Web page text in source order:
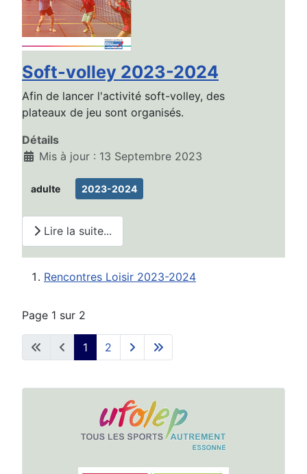
Soft-volley 2023-2024
Afin de lancer l'activité soft-volley, des
plateaux de jeu sont organisés.
Détails
Mis à jour : 13 Septembre 2023
adulte 2023-2024
Lire la suite...
Rencontres Loisir 2023-2024
Page 1 sur 2
1 2